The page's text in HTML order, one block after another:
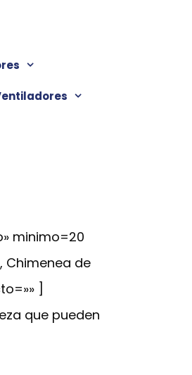
minimo=20
Chimenea de
]
que pueden